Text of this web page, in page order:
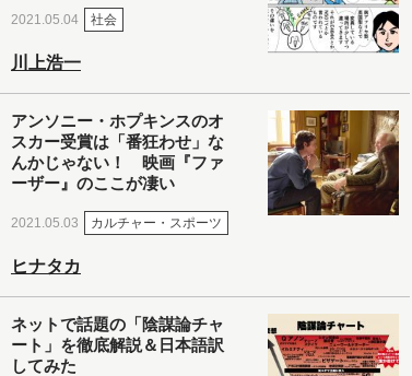
2021.05.04 社会
川上浩一
アンソニー・ホプキンスのオ
スカー受賞は「番狂わせ」な
んかじゃない！ 映画『ファ
ーザー』のここが凄い
2021.05.03 カルチャー・スポーツ
ヒナタカ
ネットで話題の「陰謀論チャ
ート」を徹底解説＆日本語訳
してみた